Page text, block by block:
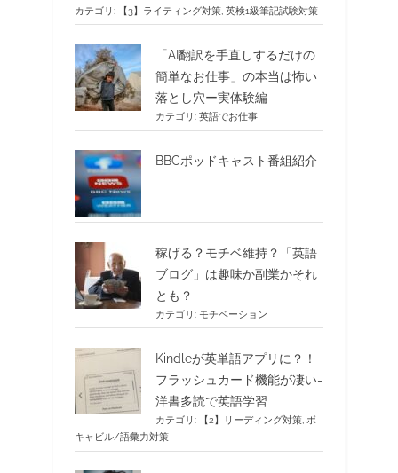
カテゴリ: 【3】ライティング対策 英検1級筆記試験対策
「AI翻訳を手直しするだけの
簡単なお仕事」の本当は怖い
落とし穴ー実体験編
カテゴリ: 英語でお仕事
BBCポッドキャスト番組紹介
稼げる？モチベ維持？「英語
ブログ」は趣味か副業かそれ
とも？
カテゴリ: モチベーション
Kindleが英単語アプリに？！
フラッシュカード機能が凄い-
洋書多読で英語学習
カテゴリ: 【2】リーディング対策, ボ
キャビル/語彙力対策